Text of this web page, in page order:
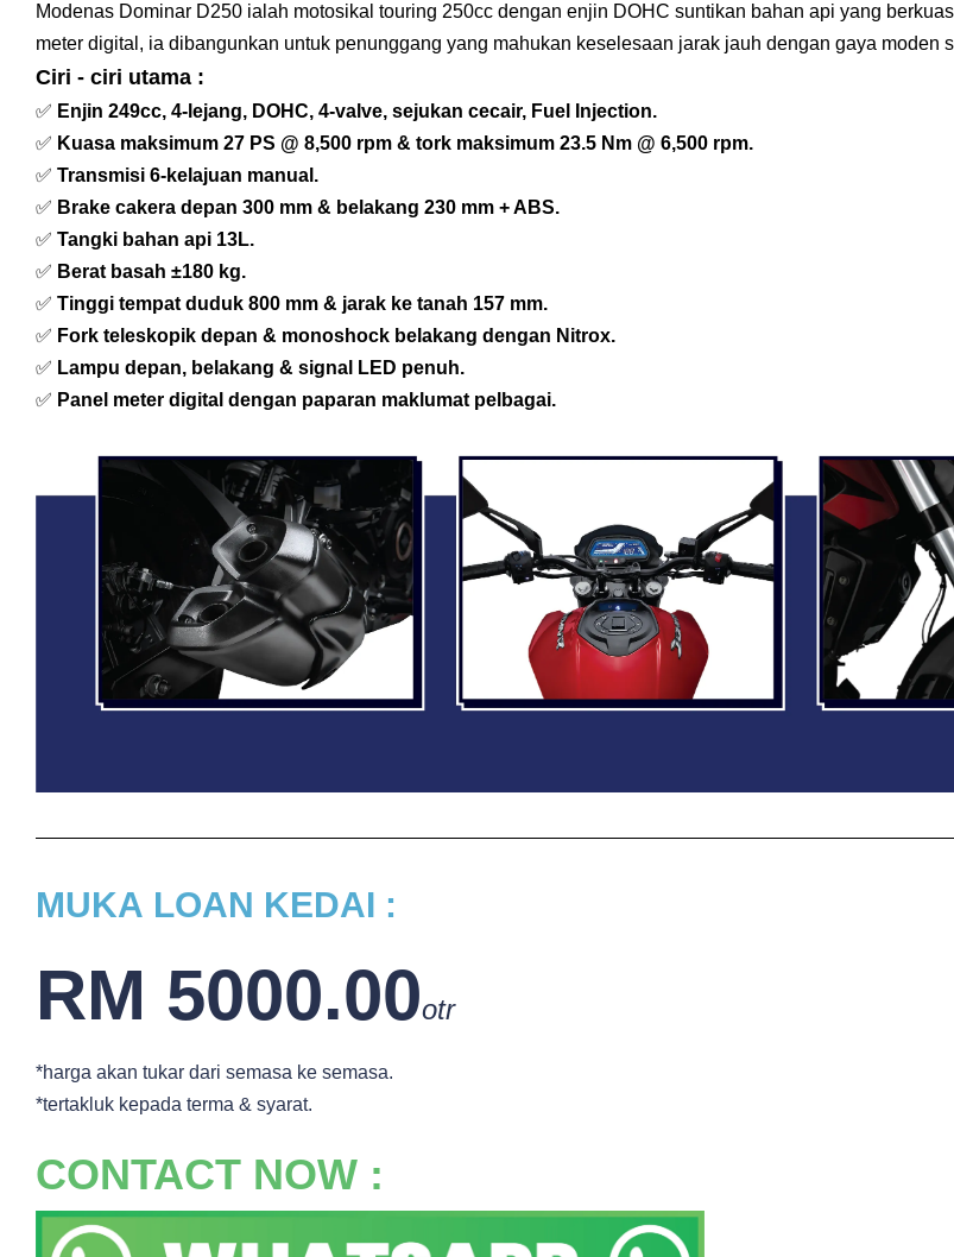
Modenas Dominar D250 ialah motosikal touring 250cc dengan enjin DOHC suntikan bahan api yang
meter digital, ia dibangunkan untuk penunggang yang mahukan keselesaan jarak jauh dengan gaya moden
Ciri - ciri utama :
✅ Enjin 249cc, 4-lejang, DOHC, 4-valve, sejukan cecair, Fuel Injection.
✅ Kuasa maksimum 27 PS @ 8,500 rpm & tork maksimum 23.5 Nm @ 6,500 rpm.
✅ Transmisi 6-kelajuan manual.
✅ Brake cakera depan 300 mm & belakang 230 mm + ABS.
✅ Tangki bahan api 13L.
✅ Berat basah ±180 kg.
✅ Tinggi tempat duduk 800 mm & jarak ke tanah 157 mm.
✅ Fork teleskopik depan & monoshock belakang dengan Nitrox.
✅ Lampu depan, belakang & signal LED penuh.
✅ Panel meter digital dengan paparan maklumat pelbagai.
MUKA LOAN KEDAI :
RM 5000.00otr
*harga akan tukar dari semasa ke semasa.
*tertakluk kepada terma & syarat.
CONTACT NOW :